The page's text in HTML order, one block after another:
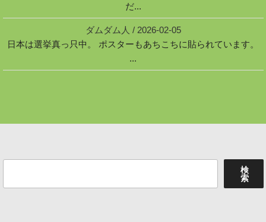
だ...
ダムダム人 / 2026-02-05
日本は選挙真っ只中。 ポスターもあちこちに貼られています。
...
検
索